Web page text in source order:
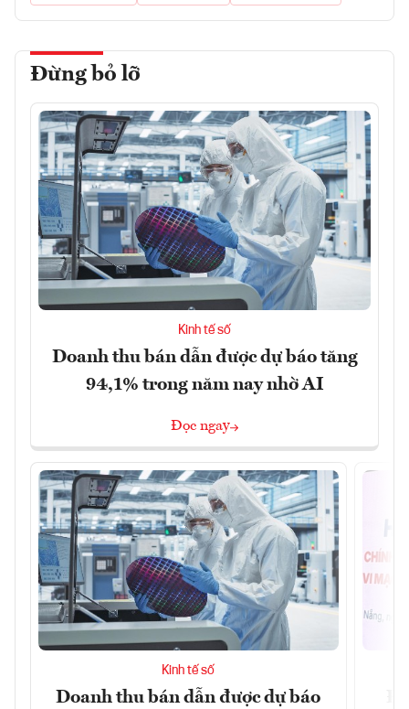
Đừng bỏ lỡ
Kinh tế số
Doanh thu bán dẫn được dự báo tăng
94,1% trong năm nay nhờ AI
Đọc ngay
Kinh tế số
Doanh thu bán dẫn được dự báo